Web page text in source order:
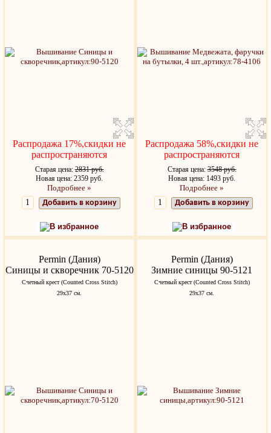
Распродажа 17%,скидки не
распространяются
Старая цена:2831 руб.
Новая цена: 2359 руб.
Подробнее »
Добавить в корзину
В избранное
Распродажа 58%,скидки не
распространяются
Старая цена:3548 руб.
Новая цена: 1493 руб.
Подробнее »
Добавить в корзину
В избранное
Permin (Дания)
Синицы и скворечник 70-5120
Счетный крест (Counted Cross Stitch)
29x37 см.
Permin (Дания)
Зимние синицы 90-5121
Счетный крест (Counted Cross Stitch)
29x37 см.